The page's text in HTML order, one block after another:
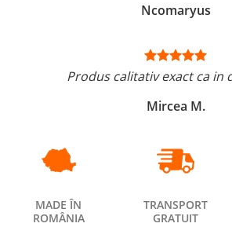
Ncomaryus
Produs calitativ exact ca in
Mircea M.
MADE ÎN
ROMÂNIA
TRANSPORT
GRATUIT